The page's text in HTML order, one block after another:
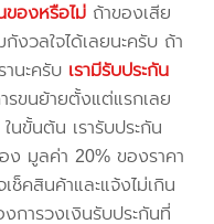
ของหรือไม่ ถ้าของเสีย
งวลใจได้เลยนะครับ ถ้า
นะครับ เรามีรับประกัน
รขนย้ายตั้งแต่แรกเลย
นขั้นต้น เรารับประกัน
ง มูลค่า 20% ของราคา
ช็คสินค้าและแจ้งไม่เกิน
ารวงเงินรับประกันที่